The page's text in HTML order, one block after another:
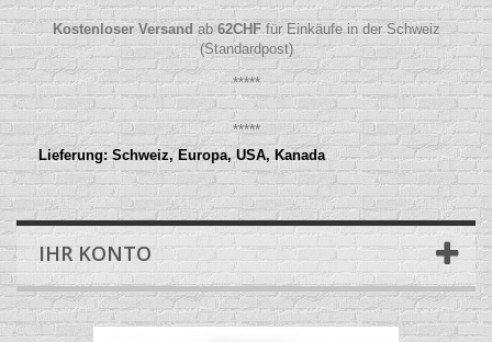
Kostenloser Versand ab 62CHFfür Einkäufe in der Schweiz
(Standardpost)
*****
*****
Lieferung: Schweiz, Europa, USA, Kanada
IHR KONTO